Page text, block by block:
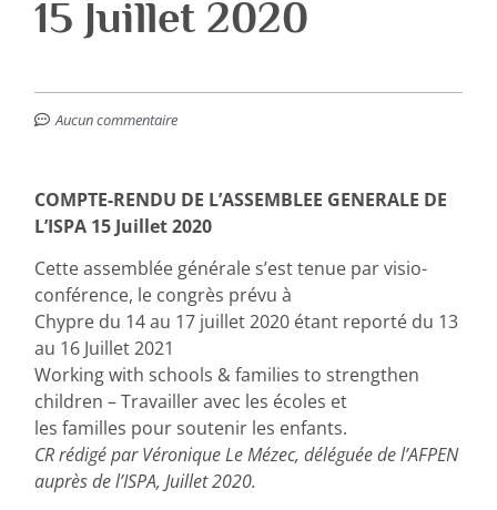
15 Juillet 2020
Aucun commentaire
COMPTE-RENDU DE L’ASSEMBLEE GENERALE DE
L’ISPA 15 Juillet 2020
Cette assemblée générale s’est tenue par visio-
conférence, le congrès prévu à
Chypre du 14 au 17 juillet 2020 étant reporté du 13
au 16 Juillet 2021
Working with schools & families to strengthen
children – Travailler avec les écoles et
les familles pour soutenir les enfants.
CR rédigé par Véronique Le Mézec, déléguée de l’AFPEN
auprès de l’ISPA, Juillet 2020.